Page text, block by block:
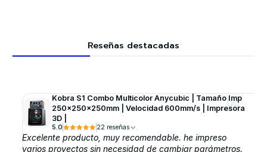
Reseñas destacadas
Kobra S1 Combo Multicolor Anycubic | Tamaño Imp
250x250x250mm | Velocidad 600mm/s | Impresora
3D |
5.0 22 reseñas
Excelente producto, muy recomendable. he impreso
varios proyectos sin necesidad de cambiar parámetros.